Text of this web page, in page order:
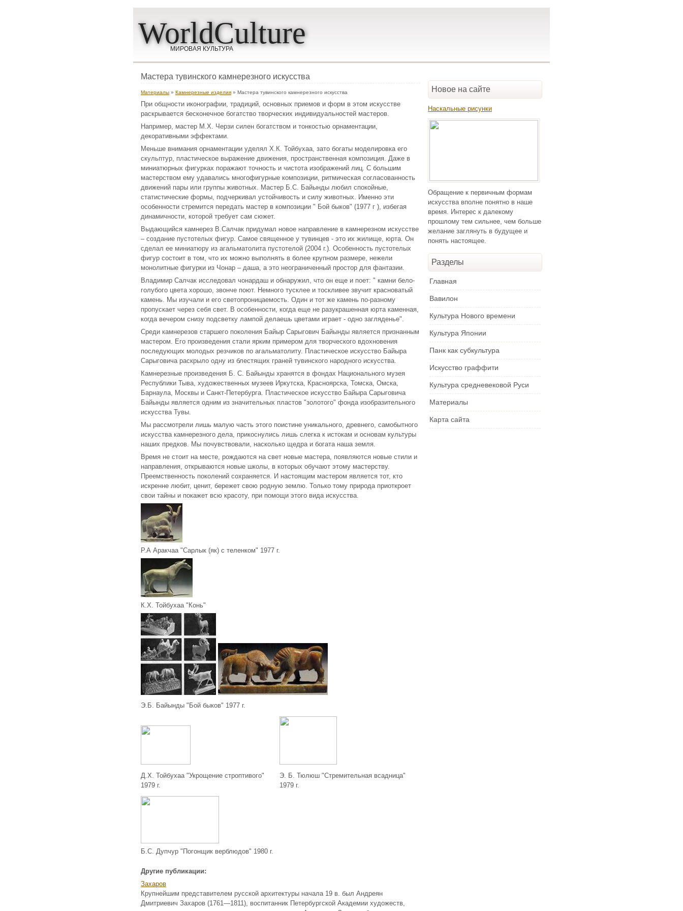
WorldCulture
МИРОВАЯ КУЛЬТУРА
Мастера тувинского камнерезного искусства
Материалы » Камнерезные изделия » Мастера тувинского камнерезного искусства
При общности иконографии, традиций, основных приемов и форм в этом искусстве
раскрывается бесконечное богатство творческих индивидуальностей мастеров.
Например, мастер М.Х. Черзи силен богатством и тонкостью орнаментации,
декоративными эффектами.
Меньше внимания орнаментации уделял Х.К. Тойбухаа, зато богаты моделировка его
скульптур, пластическое выражение движения, пространственная композиция. Даже в
миниатюрных фигурках поражают точность и чистота изображений лиц. С большим
мастерством ему удавались многофигурные композиции, ритмическая согласованность
движений пары или группы животных. Мастер Б.С. Байынды любил спокойные,
статистические формы, подчеркивал устойчивость и силу животных. Именно эти
особенности стремится передать мастер в композиции " Бой быков" (1977 г ), избегая
динамичности, которой требует сам сюжет.
Выдающийся камнерез В.Салчак придумал новое направление в камнерезном искусстве
– создание пустотелых фигур. Самое священное у тувинцев - это их жилище, юрта. Он
сделал ее миниатюру из агальматолита пустотелой (2004 г.). Особенность пустотелых
фигур состоит в том, что их можно выполнять в более крупном размере, нежели
монолитные фигурки из Чонар – даша, а это неограниченный простор для фантазии.
Владимир Салчак исследовал чонардаш и обнаружил, что он еще и поет: " камни бело-
голубого цвета хорошо, звонче поют. Немного тусклее и тоскливее звучит красноватый
камень. Мы изучали и его светопроницаемость. Один и тот же камень по-разному
пропускает через себя свет. В особенности, когда еще не разукрашенная юрта каменная,
когда вечером снизу подсветку лампой делаешь цветами играет - одно загляденье".
Среди камнерезов старшего поколения Байыр Сарыгович Байынды является признанным
мастером. Его произведения стали ярким примером для творческого вдохновения
последующих молодых резчиков по агальматолиту. Пластическое искусство Байыра
Сарыговича раскрыло одну из блестящих граней тувинского народного искусства.
Камнерезные произведения Б. С. Байынды хранятся в фондах Национального музея
Республики Тыва, художественных музеев Иркутска, Красноярска, Томска, Омска,
Барнаула, Москвы и Санкт-Петербурга. Пластическое искусство Байыра Сарыговича
Байынды является одним из значительных пластов "золотого" фонда изобразительного
искусства Тувы.
Мы рассмотрели лишь малую часть этого поистине уникального, древнего, самобытного
искусства камнерезного дела, прикоснулись лишь слегка к истокам и основам культуры
наших предков. Мы почувствовали, насколько щедра и богата наша земля.
Время не стоит на месте, рождаются на свет новые мастера, появляются новые стили и
направления, открываются новые школы, в которых обучают этому мастерству.
Преемственность поколений сохраняется. И настоящим мастером является тот, кто
искренне любит, ценит, бережет свою родную землю. Только тому природа приоткроет
свои тайны и покажет всю красоту, при помощи этого вида искусства.
Р.А Аракчаа "Сарлык (як) с теленком" 1977 г.
К.Х. Тойбухаа "Конь"
Э.Б. Байынды "Бой быков" 1977 г.
Д.Х. Тойбухаа "Укрощение строптивого"
1979 г.
Э. Б. Тюлюш "Стремительная всадница"
1979 г.
Б.С. Дупчур "Погонщик верблюдов" 1980 г.
Другие публикации:
Захаров
Крупнейшим представителем русской архитектуры начала 19 в. был Андреян
Дмитриевич Захаров (1761—1811), воспитанник Петербургской Академии художеств,
Новое на сайте
Наскальные рисунки
Обращение к первичным формам
искусства вполне понятно в наше
время. Интерес к далекому
прошлому тем сильнее, чем больше
желание заглянуть в будущее и
понять настоящее.
Разделы
Главная
Вавилон
Культура Нового времени
Культура Японии
Панк как субкультура
Искусство граффити
Культура средневековой Руси
Материалы
Карта сайта